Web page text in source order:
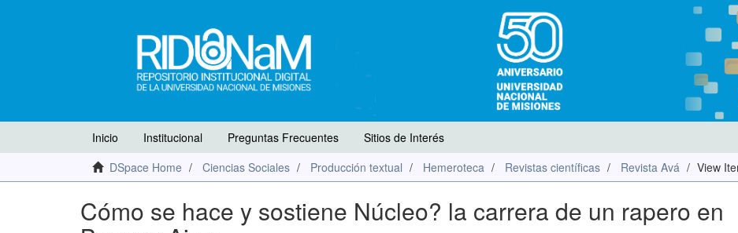
Inicio Institucional Preguntas Frecuentes
Sitios de Interés
DSpace Home
Ciencias Sociales Producción textual Hemeroteca Revistas científicas Revista Avá View
Cómo se hace y sostiene Núcleo? la carrera de un rapero en